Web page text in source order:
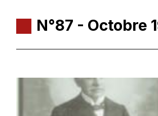
N°87 - Octobre